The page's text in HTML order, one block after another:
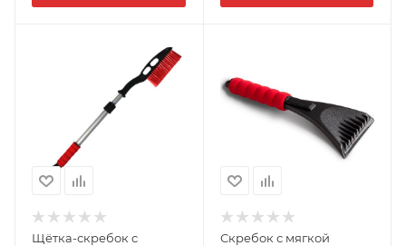
Щётка-скребок с
Скребок с мягкой